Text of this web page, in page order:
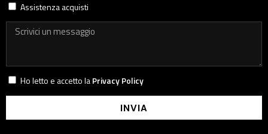
Assistenza acquisti
Ho letto e accetto laPrivacy Policy
INVIA